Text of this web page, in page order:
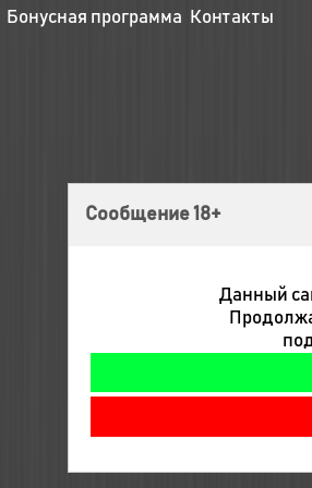
Сообщение 18+
Данный
Бонусная программа Контакты